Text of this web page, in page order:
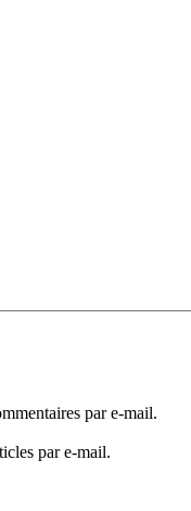
par e-mail.
par e-mail.